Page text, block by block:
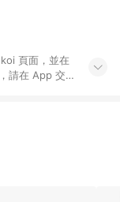
頁面，並在
請在 App 交
，P coins，
請更新至